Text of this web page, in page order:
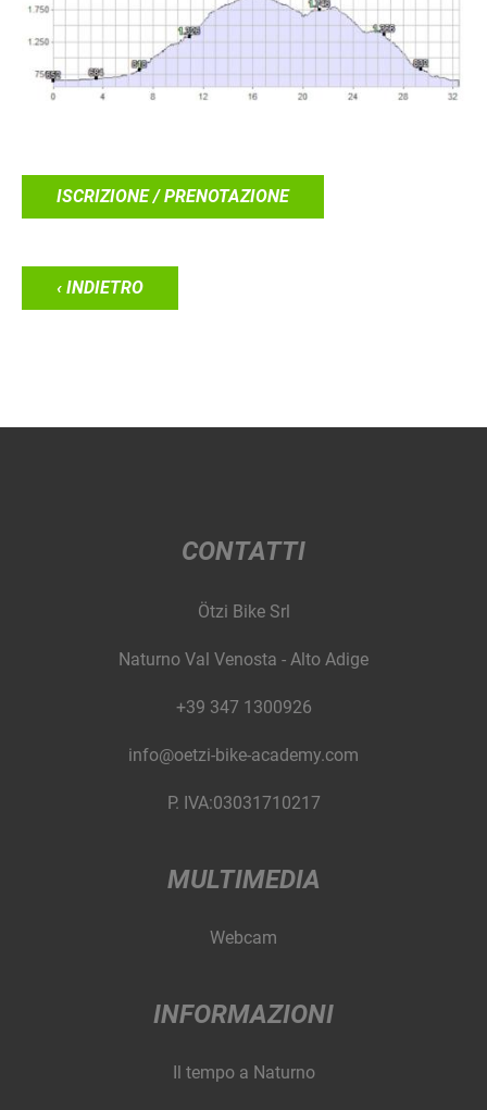
ISCRIZIONE / PRENOTAZIONE
‹ INDIETRO
CONTATTI
Ötzi Bike Srl
Naturno Val Venosta - Alto Adige
+39 347 1300926
info@oetzi-bike-academy.com
P. IVA:03031710217
MULTIMEDIA
Webcam
INFORMAZIONI
Il tempo a Naturno